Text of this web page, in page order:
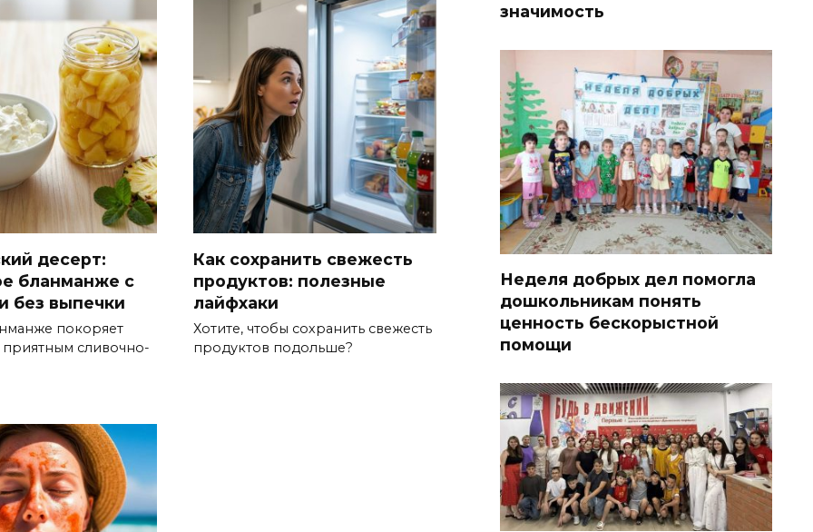
десерт:
бланманже с
без выпечки
покоряет
приятным сливочно-
Как сохранить свежесть
продуктов: полезные
лайфхаки
Хотите, чтобы сохранить свежесть
продуктов подольше?
значимость
Неделя добрых дел помогла
дошкольникам понять
ценность бескорыстной
помощи